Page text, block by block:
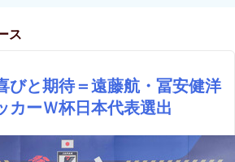
ス
びと期待＝遠藤航・冨安健洋
ーＷ杯日本代表選出